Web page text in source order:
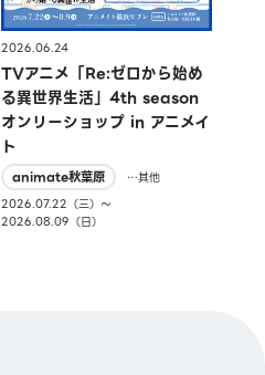
2026.06.24
TVアニメ「Re:ゼロから始め
る異世界生活」4th season
オンリーショップ in アニメイ
ト
animate秋葉原
…其他
2026.07.22（三）〜
2026.08.09（日）